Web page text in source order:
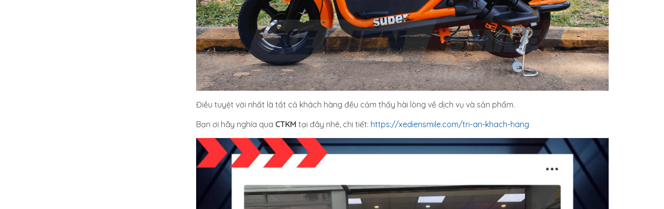
Điều tuyệt vời nhất là tất cả khách hàng đều cảm thấy hài lòng về dịch vụ và sản phẩm.
Bạn ơi hãy nghía qua CTKM tại đây nhé, chi tiết: https://xediensmile.com/tri-an-khach-hang